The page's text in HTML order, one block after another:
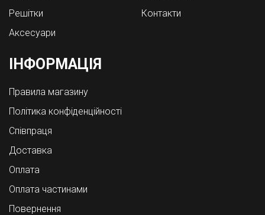
Решітки
Аксесуари
Контакти
ІНФОРМАЦІЯ
Правила магазину
Політика конфіденційності
Співпраця
Доставка
Оплата
Оплата частинами
Повернення